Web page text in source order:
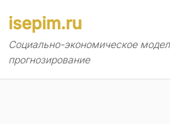
содержимому
isepim.ru
Социально-экономическое
прогнозирование